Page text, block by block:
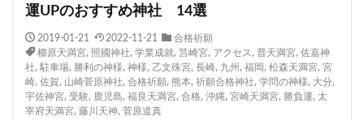
運UPのおすすめ神社 14選
2019-01-21 2022-11-21
合格祈願
櫛原天満宮, 照國神社, 学業成就, 筥崎宮, アクセス , 普天満宮, 佐嘉神
社, 駐車場, 勝利の神様, 神様, 乙文殊宮, 長崎, 九州 , 福岡 , 松森天満宮, 宮
崎, 佐賀, 山崎菅原神社, 合格祈願, 熊本, 祈願合格神社, 学問の神様, 大分,
宇佐神宮, 受験, 鹿児島, 福良天満宮, 合格, 沖縄, 宮崎天満宮, 勝負運, 太
宰府天満宮, 藤川天神, 菅原道真